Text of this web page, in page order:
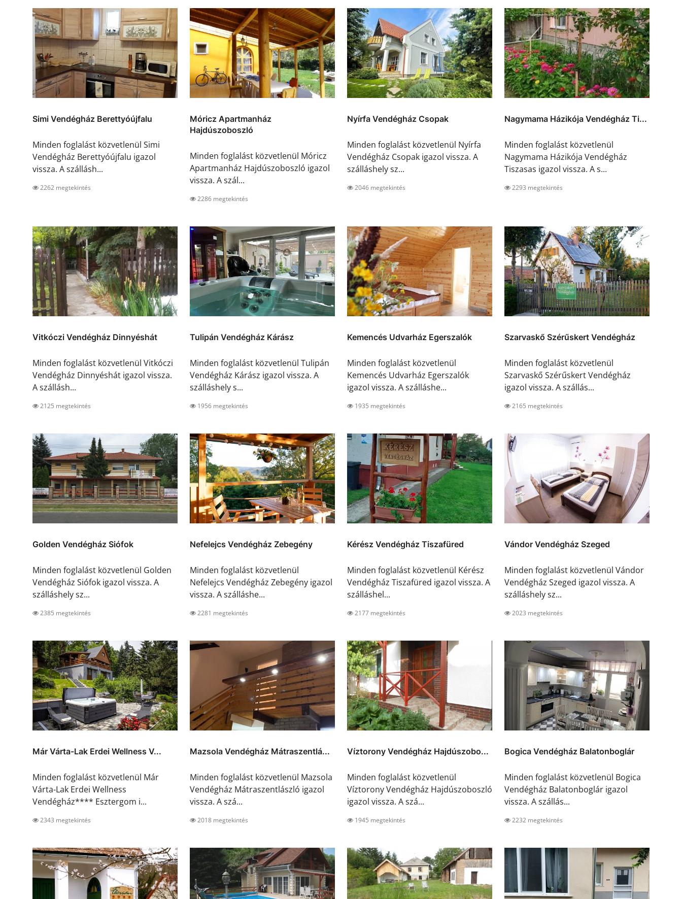
Simi Vendégház Berettyóújfalu
Minden foglalást közvetlenül Simi
Vendégház Berettyóújfalu igazol
vissza. A szállásh...
2262 megtekintés
Móricz Apartmanház
Hajdúszoboszló
Minden foglalást közvetlenül Móricz
Apartmanház Hajdúszoboszló igazol
vissza. A szál...
2286 megtekintés
Nyírfa Vendégház Csopak
Minden foglalást közvetlenül Nyírfa
Vendégház Csopak igazol vissza. A
szálláshely sz...
2046 megtekintés
Nagymama Házikója Vendégház Ti...
Minden foglalást közvetlenül
Nagymama Házikója Vendégház
Tiszasas igazol vissza. A s...
2293 megtekintés
Vitkóczi Vendégház Dinnyéshát
Minden foglalást közvetlenül Vitkóczi
Vendégház Dinnyéshát igazol vissza.
A szállásh...
2125 megtekintés
Tulipán Vendégház Kárász
Minden foglalást közvetlenül Tulipán
Vendégház Kárász igazol vissza. A
szálláshely s...
1956 megtekintés
Kemencés Udvarház Egerszalók
Minden foglalást közvetlenül
Kemencés Udvarház Egerszalók
igazol vissza. A szálláshe...
1935 megtekintés
Szarvaskő Szérűskert Vendégház
Minden foglalást közvetlenül
Szarvaskő Szérűskert Vendégház
igazol vissza. A szállás...
2165 megtekintés
Golden Vendégház Siófok
Minden foglalást közvetlenül Golden
Vendégház Siófok igazol vissza. A
szálláshely sz...
2385 megtekintés
Nefelejcs Vendégház Zebegény
Minden foglalást közvetlenül
Nefelejcs Vendégház Zebegény igazol
vissza. A szálláshe...
2281 megtekintés
Kérész Vendégház Tiszafüred
Minden foglalást közvetlenül Kérész
Vendégház Tiszafüred igazol vissza. A
szálláshel...
2177 megtekintés
Vándor Vendégház Szeged
Minden foglalást közvetlenül Vándor
Vendégház Szeged igazol vissza. A
szálláshely sz...
2023 megtekintés
Már Várta-Lak Erdei Wellness V...
Minden foglalást közvetlenül Már
Várta-Lak Erdei Wellness
Vendégház**** Esztergom i...
2343 megtekintés
Mazsola Vendégház Mátraszentlá...
Minden foglalást közvetlenül Mazsola
Vendégház Mátraszentlászló igazol
vissza. A szá...
2018 megtekintés
Víztorony Vendégház Hajdúszobo...
Minden foglalást közvetlenül
Víztorony Vendégház Hajdúszoboszló
igazol vissza. A szá...
1945 megtekintés
Bogica Vendégház Balatonboglár
Minden foglalást közvetlenül Bogica
Vendégház Balatonboglár igazol
vissza. A szállás...
2232 megtekintés